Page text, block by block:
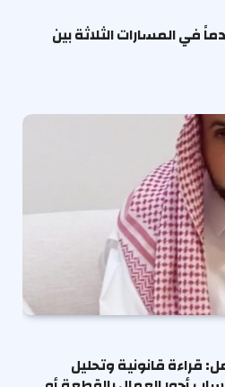
في المسارات الثلاثة بين
العمل: قراءة قانونية وتحليل